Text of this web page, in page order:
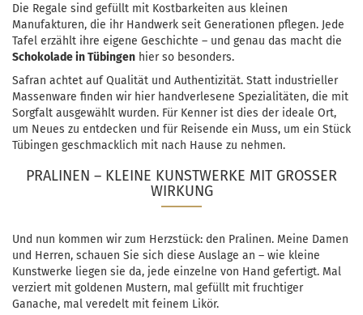
Die Regale sind gefüllt mit Kostbarkeiten aus kleinen
Manufakturen, die ihr Handwerk seit Generationen pflegen. Jede
Tafel erzählt ihre eigene Geschichte – und genau das macht die
Schokolade in Tübingen hier so besonders.
Safran achtet auf Qualität und Authentizität. Statt industrieller
Massenware finden wir hier handverlesene Spezialitäten, die mit
Sorgfalt ausgewählt wurden. Für Kenner ist dies der ideale Ort,
um Neues zu entdecken und für Reisende ein Muss, um ein Stück
Tübingen geschmacklich mit nach Hause zu nehmen.
PRALINEN – KLEINE KUNSTWERKE MIT GROSSER W
IRKUNG
Und nun kommen wir zum Herzstück: den Pralinen. Meine Damen
und Herren, schauen Sie sich diese Auslage an – wie kleine
Kunstwerke liegen sie da, jede einzelne von Hand gefertigt. Mal
verziert mit goldenen Mustern, mal gefüllt mit fruchtiger
Ganache, mal veredelt mit feinem Likör.